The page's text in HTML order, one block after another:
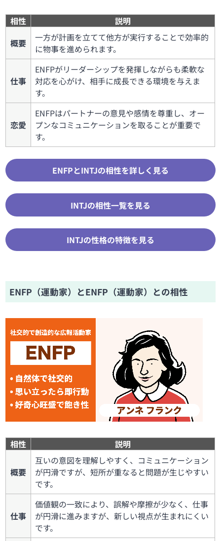
相性
説明
概要
一方が計画を立てて他方が実行することで効率的
に物事を進められます。
仕事
ENFPがリーダーシップを発揮しながらも柔軟な
対応を心がけ、相手に成長できる環境を与えま
す。
恋愛
ENFPはパートナーの意見や感情を尊重し、オー
プンなコミュニケーションを取ることが重要で
す。
ENFPとINTJの相性を詳しく見る
INTJの相性一覧を見る
INTJの性格の特徴を見る
ENFP（運動家）とENFP（運動家）との相性
相性 説明
概要
互いの意図を理解しやすく、コミュニケーション
が円滑ですが、短所が重なると問題が生じやすい
です。
仕事
価値観の一致により、誤解や摩擦が少なく、仕事
が円滑に進みますが、新しい視点が生まれにくい
です。